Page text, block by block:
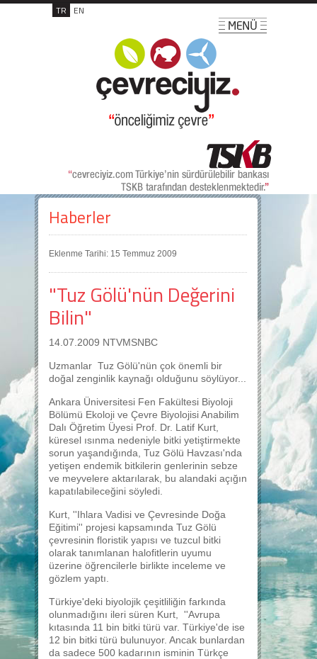
TR EN
Haberler
Eklenme Tarihi: 15 Temmuz 2009
"Tuz Gölü'nün Değerini
Bilin"
14.07.2009 NTVMSNBC
Uzmanlar Tuz Gölü'nün çok önemli bir
doğal zenginlik kaynağı olduğunu söylüyor...
Ankara Üniversitesi Fen Fakültesi Biyoloji
Bölümü Ekoloji ve Çevre Biyolojisi Anabilim
Dalı Öğretim Üyesi Prof. Dr. Latif Kurt,
küresel ısınma nedeniyle bitki yetiştirmekte
sorun yaşandığında, Tuz Gölü Havzası'nda
yetişen endemik bitkilerin genlerinin sebze
ve meyvelere aktarılarak, bu alandaki açığın
kapatılabileceğini söyledi.
Kurt, ''Ihlara Vadisi ve Çevresinde Doğa
Eğitimi'' projesi kapsamında Tuz Gölü
çevresinin floristik yapısı ve tuzcul bitki
olarak tanımlanan halofitlerin uyumu
üzerine öğrencilerle birlikte inceleme ve
gözlem yaptı.
Türkiye'deki biyolojik çeşitliliğin farkında
olunmadığını ileri süren Kurt, ''Avrupa
kıtasında 11 bin bitki türü var. Türkiye'de ise
12 bin bitki türü bulunuyor. Ancak bunlardan
da sadece 500 kadarının isminin Türkçe